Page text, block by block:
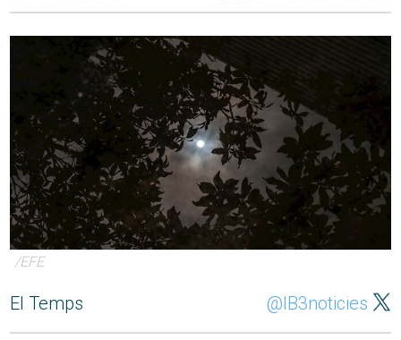
/EFE
El Temps @IB3noticies